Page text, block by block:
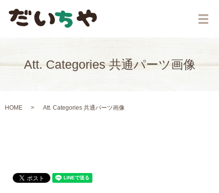
メ
Att. Categories 共通パーツ画像
HOME Att. Categories 共通パーツ画像